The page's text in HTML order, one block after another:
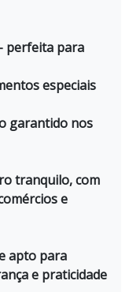
perfeita para
especiais
garantido nos
tranquilo, com
e
apto para
e praticidade